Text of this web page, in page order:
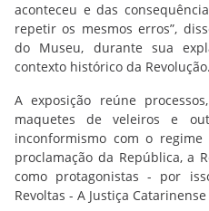
aconteceu e das
repetir os mesmos erros”,
do Museu, durante sua
contexto histórico da Revolução.
A exposição reúne
maquetes de veleiros e
inconformismo com o
proclamação da República, a
como protagonistas - por
Revoltas - A Justiça